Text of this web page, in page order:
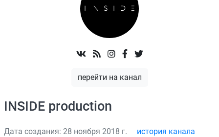
перейти на канал
INSIDE production
Дата создания: 28 ноября 2018 г. история канала